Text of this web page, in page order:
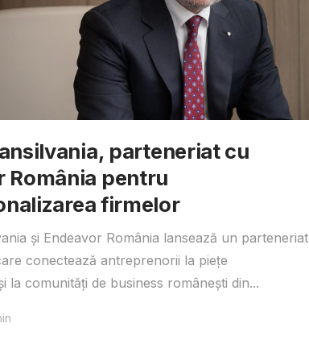
parteneriat cu
România pentru
firmelor
și Endeavor România lansează un parteneriat
conectează antreprenorii la piețe
la comunități de business românești din...